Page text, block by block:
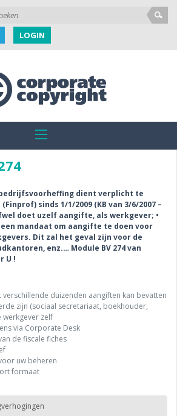
LOGIN
dient verplicht te
sinds 1/1/2009 (KB van 3/6/2007 –
doet uzelf aangifte, als werkgever; •
mandaat om aangifte te doen voor
Dit zal het geval zijn voor de
enz.… Module BV 274 van
U !
duizenden aangiften kan bevatten
zijn (sociaal secretariaat, boekhouder,
werkgever zelf
via Corporate Desk
de fiscale fiches
uw beheren
formaat